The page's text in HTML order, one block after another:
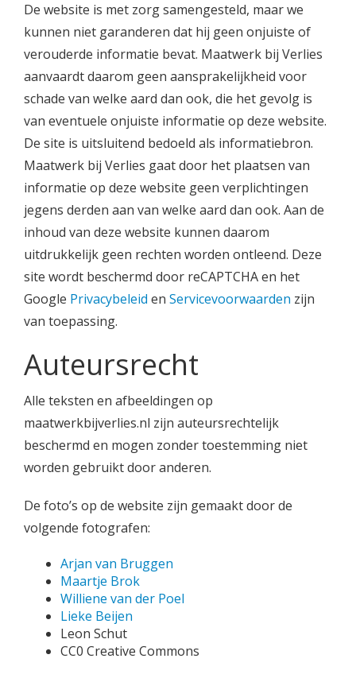
De website is met zorg samengesteld, maar we
kunnen niet garanderen dat hij geen onjuiste of
verouderde informatie bevat. Maatwerk bij Verlies
aanvaardt daarom geen aansprakelijkheid voor
schade van welke aard dan ook, die het gevolg is
van eventuele onjuiste informatie op deze website.
De site is uitsluitend bedoeld als informatiebron.
Maatwerk bij Verlies gaat door het plaatsen van
informatie op deze website geen verplichtingen
jegens derden aan van welke aard dan ook. Aan de
inhoud van deze website kunnen daarom
uitdrukkelijk geen rechten worden ontleend. Deze
site wordt beschermd door reCAPTCHA en het
Google Privacybeleid en Servicevoorwaarden zijn
van toepassing.
Auteursrecht
Alle teksten en afbeeldingen op
maatwerkbijverlies.nl zijn auteursrechtelijk
beschermd en mogen zonder toestemming niet
worden gebruikt door anderen.
De foto’s op de website zijn gemaakt door de
volgende fotografen:
Arjan van Bruggen
Maartje Brok
Williene van der Poel
Lieke Beijen
Leon Schut
CC0 Creative Commons